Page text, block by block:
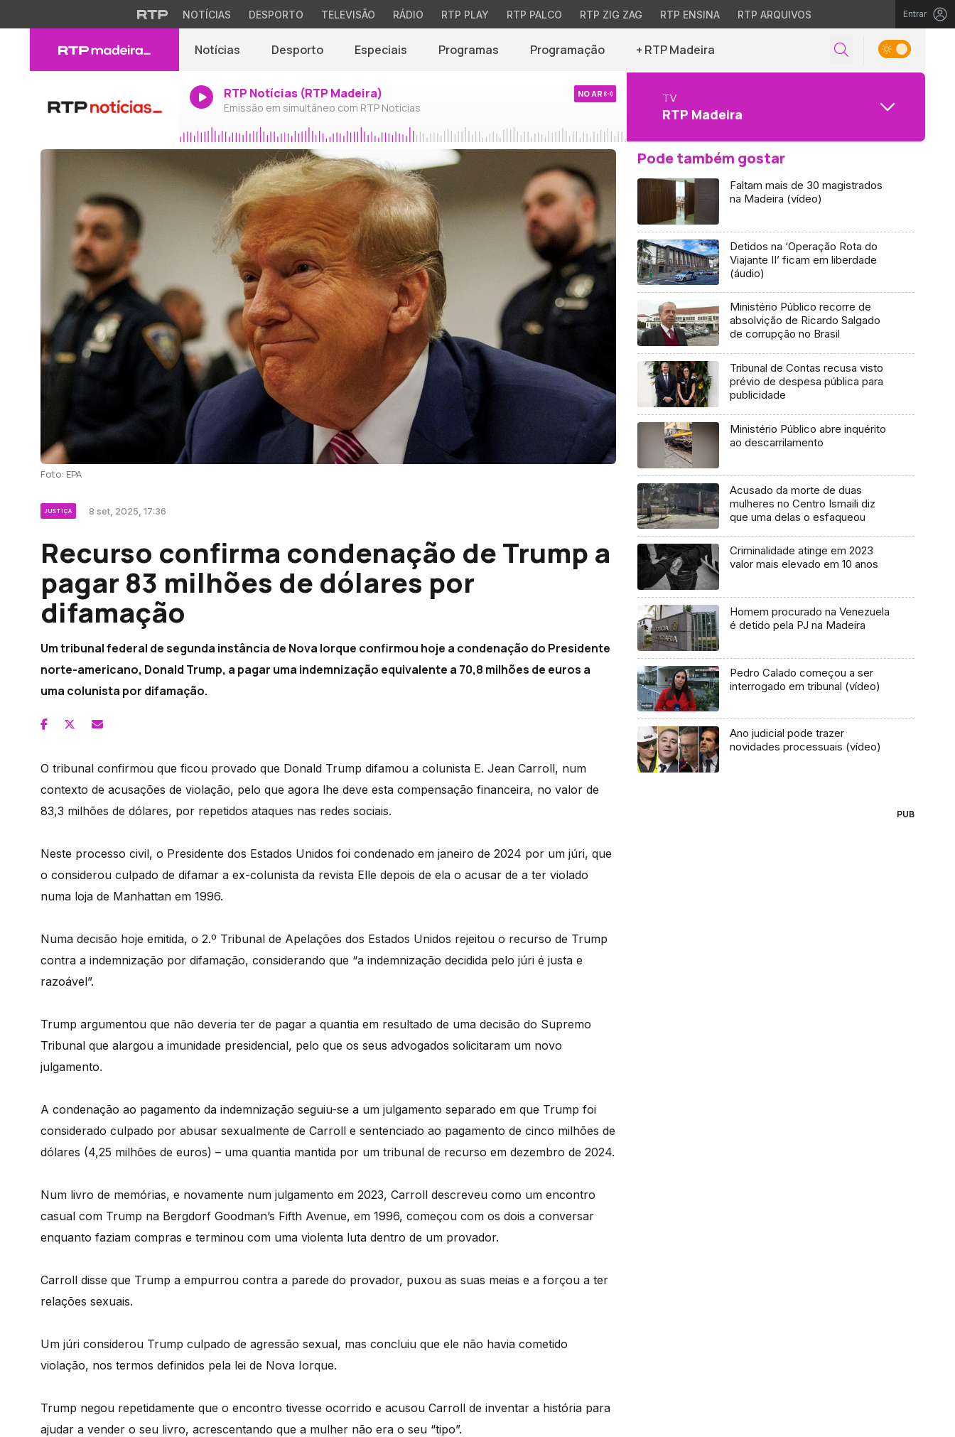
NOTÍCIAS DESPORTO TELEVISÃO RÁDIO RTP PLAY RTP PALCO RTP ZIG ZAG RTP ENSINA RTP ARQUIVOS Entrar
Notícias Desporto Especiais Programas Programação + RTP Madeira
RTP Notícias (RTP Madeira)
Emissão em simultâneo com RTP Notícias
NO AR TV
RTP Madeira
Foto: EPA
JUSTIÇA 8 set, 2025, 17:36
Recurso confirma condenação de Trump a
pagar 83 milhões de dólares por
difamação
Um tribunal federal de segunda instância de Nova Iorque confirmou hoje a condenação do Presidente
norte-americano, Donald Trump, a pagar uma indemnização equivalente a 70,8 milhões de euros a
uma colunista por difamação.
O tribunal confirmou que ficou provado que Donald Trump difamou a colunista E. Jean Carroll, num
contexto de acusações de violação, pelo que agora lhe deve esta compensação financeira, no valor de
83,3 milhões de dólares, por repetidos ataques nas redes sociais.
Neste processo civil, o Presidente dos Estados Unidos foi condenado em janeiro de 2024 por um júri, que
o considerou culpado de difamar a ex-colunista da revista Elle depois de ela o acusar de a ter violado
numa loja de Manhattan em 1996.
Numa decisão hoje emitida, o 2.º Tribunal de Apelações dos Estados Unidos rejeitou o recurso de Trump
contra a indemnização por difamação, considerando que “a indemnização decidida pelo júri é justa e
razoável”.
Trump argumentou que não deveria ter de pagar a quantia em resultado de uma decisão do Supremo
Tribunal que alargou a imunidade presidencial, pelo que os seus advogados solicitaram um novo
julgamento.
A condenação ao pagamento da indemnização seguiu-se a um julgamento separado em que Trump foi
considerado culpado por abusar sexualmente de Carroll e sentenciado ao pagamento de cinco milhões de
dólares (4,25 milhões de euros) – uma quantia mantida por um tribunal de recurso em dezembro de 2024.
Num livro de memórias, e novamente num julgamento em 2023, Carroll descreveu como um encontro
casual com Trump na Bergdorf Goodman’s Fifth Avenue, em 1996, começou com os dois a conversar
enquanto faziam compras e terminou com uma violenta luta dentro de um provador.
Carroll disse que Trump a empurrou contra a parede do provador, puxou as suas meias e a forçou a ter
relações sexuais.
Um júri considerou Trump culpado de agressão sexual, mas concluiu que ele não havia cometido
violação, nos termos definidos pela lei de Nova Iorque.
Trump negou repetidamente que o encontro tivesse ocorrido e acusou Carroll de inventar a história para
ajudar a vender o seu livro, acrescentando que a mulher não era o seu “tipo”.
Pode também gostar
Faltam mais de 30 magistrados
na Madeira (vídeo)
Detidos na ‘Operação Rota do
Viajante II’ ficam em liberdade
(áudio)
Ministério Público recorre de
absolvição de Ricardo Salgado
de corrupção no Brasil
Tribunal de Contas recusa visto
prévio de despesa pública para
publicidade
Ministério Público abre inquérito
ao descarrilamento
Acusado da morte de duas
mulheres no Centro Ismaili diz
que uma delas o esfaqueou
Criminalidade atinge em 2023
valor mais elevado em 10 anos
Homem procurado na Venezuela
é detido pela PJ na Madeira
Pedro Calado começou a ser
interrogado em tribunal (vídeo)
Ano judicial pode trazer
novidades processuais (vídeo)
PUB